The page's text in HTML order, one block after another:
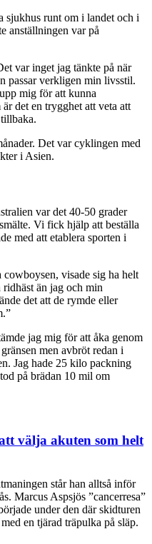
sjukhus runt om i landet och i
anställningen var på
var inget jag tänkte på när
passar verkligen min livsstil.
mig för att kunna
det en trygghet att veta att
Det var cyklingen med
i Asien.
var det 40-50 grader
Vi fick hjälp att beställa
med att etablera sporten i
cowboysen, visade sig ha helt
än jag och min
det att de rymde eller
jag mig för att åka genom
men avbröt redan i
Jag hade 25 kilo packning
på brädan 10 mil om
välja akuten som helt
står han alltså inför
Marcus Aspsjös ”cancerresa”
under den där skidturen
en tjärad träpulka på släp.